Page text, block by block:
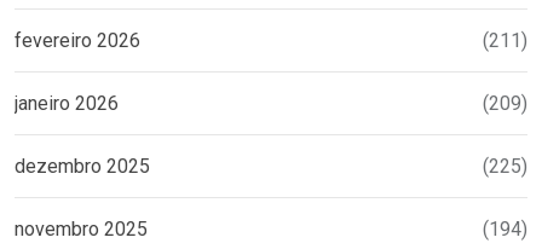
fevereiro 2026 (211)
janeiro 2026 (209)
dezembro 2025 (225)
novembro 2025 (194)